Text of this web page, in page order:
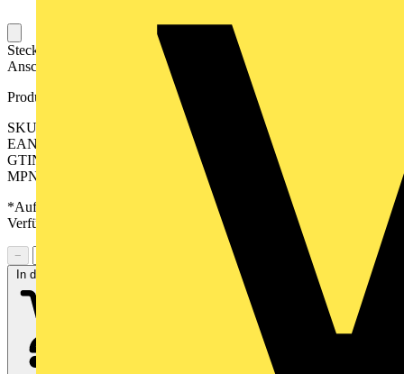
Steckbarer Leiterplatten-Anschluss mit innovatiever
Anschlusstechnologie für eine sichere und intuitive Handhabung.
Produktkennzeichen
SKU: 2641370000
EAN: 04050118645606
GTIN: 04050118645606
MPN: CH 3.50/06/180F 3.5SN GN BX
*Auf Anfrage verfügbar - bitte in den Warenkorb legen, um
Verfügbarkeit zu prüfen
−
In den Warenkorb